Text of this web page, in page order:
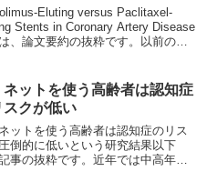
Eluting versus Paclitaxel-
Stents in Coronary Artery Disease
、論文要約の抜粋です。以前の研
ネットを使う高齢者は認知症
スクが低い
ットを使う高齢者は認知症のリス
倒的に低いという研究結果以下
事の抜粋です。近年では中高年で